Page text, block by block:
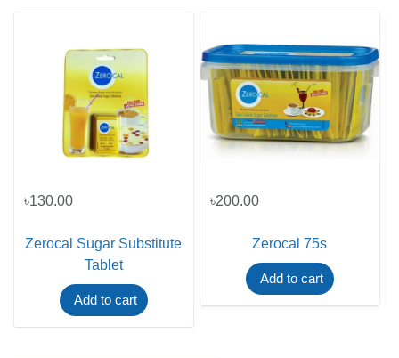
৳130.00
Zerocal Sugar Substitute
Tablet
Add to cart
৳200.00
Zerocal 75s
Add to cart